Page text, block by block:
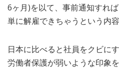
6ヶ月)を以て、事前通知すれ
単に解雇できちゃうという内容
日本に比べると社員をクビに
労働者保護が弱いような印象